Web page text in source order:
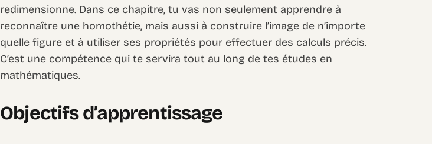
redimensionne. Dans ce chapitre, tu vas non seulement apprendre à
reconnaître une homothétie, mais aussi à construire l’image de n’importe
quelle figure et à utiliser ses propriétés pour effectuer des calculs précis.
C’est une compétence qui te servira tout au long de tes études en
mathématiques.
Objectifs d’apprentissage